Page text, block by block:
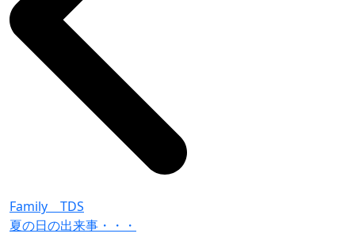
Family TDS
夏の日の出来事・・・